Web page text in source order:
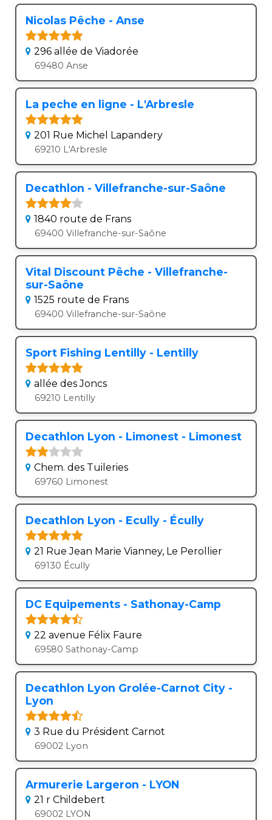
Nicolas Pêche - Anse
296 allée de Viadorée
69480 Anse
La peche en ligne - L'Arbresle
201 Rue Michel Lapandery
69210 L'Arbresle
Decathlon - Villefranche-sur-Saône
1840 route de Frans
69400 Villefranche-sur-Saône
Vital Discount Pêche - Villefranche-
sur-Saône
1525 route de Frans
69400 Villefranche-sur-Saône
Sport Fishing Lentilly - Lentilly
allée des Joncs
69210 Lentilly
Decathlon Lyon - Limonest - Limonest
Chem. des Tuileries
69760 Limonest
Decathlon Lyon - Ecully - Écully
21 Rue Jean Marie Vianney, Le Perollier
69130 Écully
DC Equipements - Sathonay-Camp
22 avenue Félix Faure
69580 Sathonay-Camp
Decathlon Lyon Grolée-Carnot City -
Lyon
3 Rue du Président Carnot
69002 Lyon
Armurerie Largeron - LYON
21 r Childebert
69002 LYON